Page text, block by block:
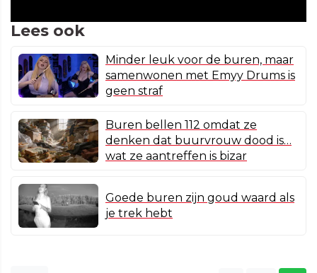
Lees ook
Minder leuk voor de buren, maar
samenwonen met Emyy Drums is
geen straf
Buren bellen 112 omdat ze
denken dat buurvrouw dood is…
wat ze aantreffen is bizar
Goede buren zijn goud waard als
je trek hebt